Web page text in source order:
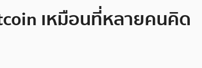
เหมือนที่หลายคนคิด